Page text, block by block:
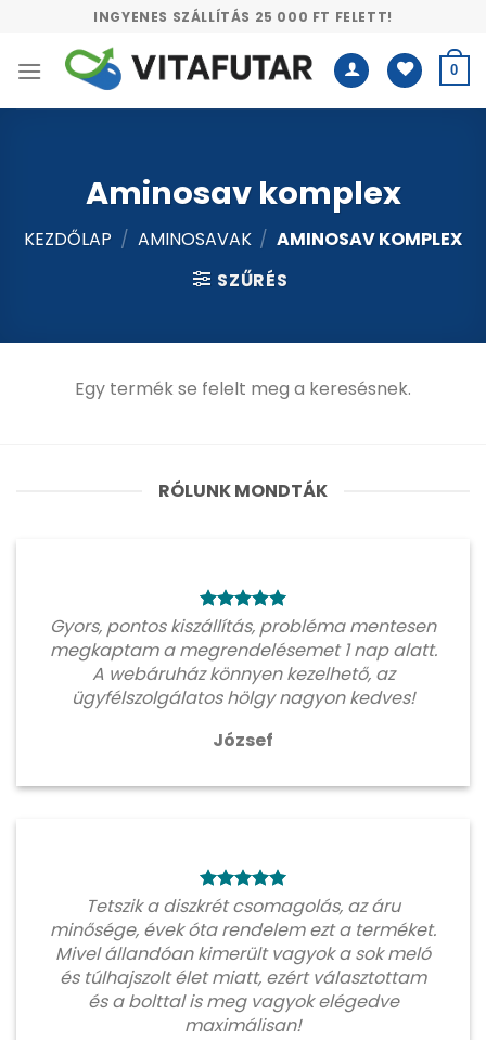
content
INGYENES SZÁLLÍTÁS 25 000 FT FELETT!
0
Aminosav komplex
KEZDŐLAP / AMINOSAVAK / AMINOSAV KOMPLEX
SZŰRÉS
Egy termék se felelt meg a keresésnek.
RÓLUNK MONDTÁK
Gyors, pontos kiszállítás, probléma mentesen
megkaptam a megrendelésemet 1 nap alatt.
A webáruház könnyen kezelhető, az
ügyfélszolgálatos hölgy nagyon kedves!
József
Tetszik a diszkrét csomagolás, az áru
minősége, évek óta rendelem ezt a terméket.
Mivel állandóan kimerült vagyok a sok meló
és túlhajszolt élet miatt, ezért választottam
és a bolttal is meg vagyok elégedve
maximálisan!